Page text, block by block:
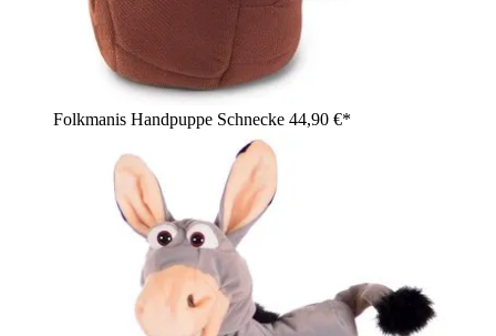
Folkmanis Handpuppe Schnecke 44,90 €*